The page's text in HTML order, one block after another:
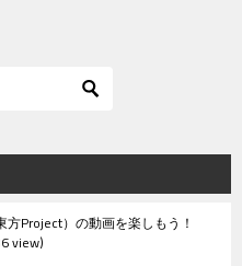
方Project）の動画を楽しもう！
view